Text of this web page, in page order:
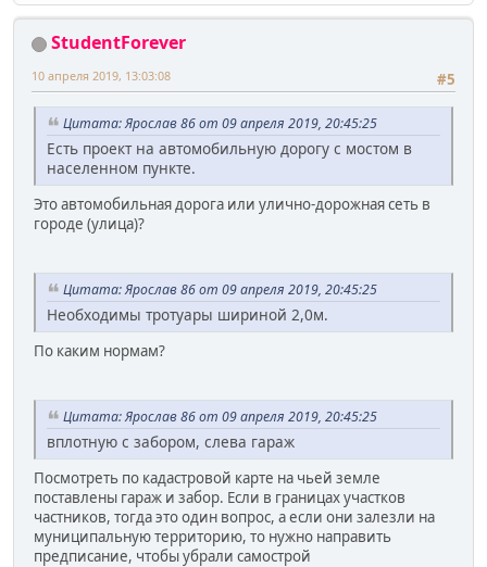
StudentForever
#5
10 апреля 2019, 13:03:08
Цитата: Ярослав 86 от 09 апреля 2019, 20:45:25
Есть проект на автомобильную дорогу с мостом в
населенном пункте.
Это автомобильная дорога или улично-дорожная сеть в
городе (улица)?
Цитата: Ярослав 86 от 09 апреля 2019, 20:45:25
Необходимы тротуары шириной 2,0м.
По каким нормам?
Цитата: Ярослав 86 от 09 апреля 2019, 20:45:25
вплотную с забором, слева гараж
Посмотреть по кадастровой карте на чьей земле
поставлены гараж и забор. Если в границах участков
частников, тогда это один вопрос, а если они залезли на
муниципальную территорию, то нужно направить
предписание, чтобы убрали самострой